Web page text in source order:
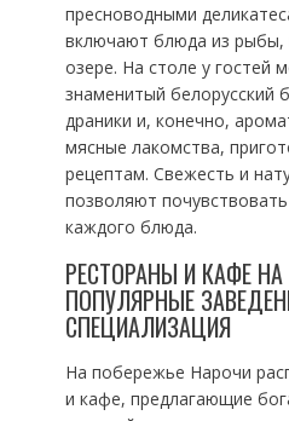
пресноводными
включают блюда из рыбы,
озере. На столе у гостей
знаменитый белорусский
драники и, конечно,
мясные лакомства,
рецептам. Свежесть и
позволяют
каждого блюда.
РЕСТОРАНЫ И КАФЕ
ПОПУЛЯРНЫЕ
СПЕЦИАЛИЗАЦИЯ
На побережье Нарочи
и кафе, предлагающие